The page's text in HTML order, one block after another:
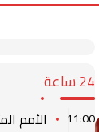
24 ساعة
11:00
الأمم